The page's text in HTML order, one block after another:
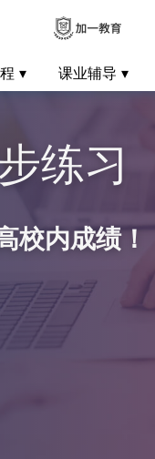
课业辅导
练习
校内成绩！